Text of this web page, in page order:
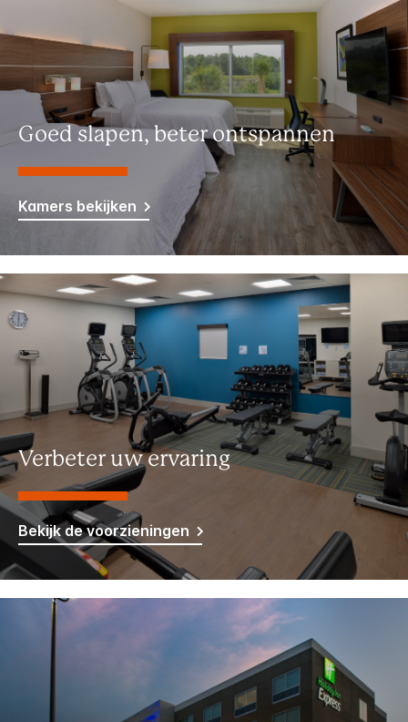
Goed slapen, beter ontspannen
Kamers bekijken
Verbeter uw ervaring
Bekijk de voorzieningen